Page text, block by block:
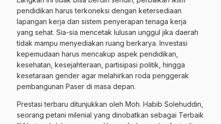
pendidikan harus terkoneksi dengan ketersediaan
lapangan kerja dan sistem penyerapan tenaga kerja
yang sehat. Sia-sia mencetak lulusan unggul jika daerah
tidak mampu menyediakan ruang berkarya. Investasi
kepemudaan harus mencakup aspek pendidikan,
kesehatan, kesejahteraan, partisipasi politik, hingga
kesetaraan gender agar melahirkan roda penggerak
pembangunan Paser di masa depan.
Prestasi terbaru ditunjukkan oleh Moh. Habib Solehuddin,
seorang petani milenial yang dinobatkan sebagai Terbaik